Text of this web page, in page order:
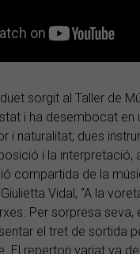
sorgit al Taller de
i ha desembocat en
i naturalitat; dues
i la interpretació,
compartida de la
Vidal, “A la
Per sorpresa seva,
el tret de sortida
El repertori variat va